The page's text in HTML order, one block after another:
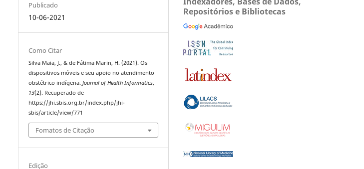
Publicado
10-06-2021
Como Citar
Silva Maia, J., & de Fátima Marin, H. (2021). Os
dispositivos móveis e seu apoio no atendimento
obstétrico indígena.Journal of Health Informatics,
13(2). Recuperado de
https://jhi.sbis.org.br/index.php/jhi-
sbis/article/view/771
Fomatos de Citação
Edição
Repositórios e Bibliotecas